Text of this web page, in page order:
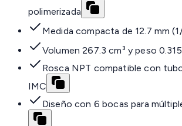
polimerizada
Medida compacta de 12.7 mm
Volumen 267.3 cm³ y peso
Rosca NPT compatible con
IMC
Diseño con 6 bocas para